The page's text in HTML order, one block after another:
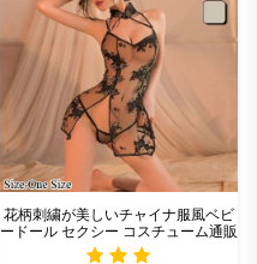
花柄刺繍が美しいチャイナ服風ベビ
ードール セクシー コスチューム通販